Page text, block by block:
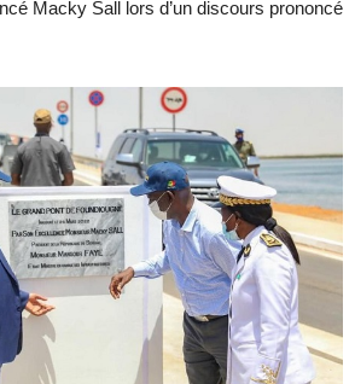
Macky Sall lors d’un discours prononcé